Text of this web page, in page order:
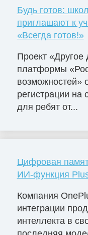
Будь готов:
приглашают к
«Всегда готов!»
Проект «Другое
платформы
возможностей»
регистрации на
для ребят от...
Цифровая
ИИ-функция
Компания
интеграции
интеллекта в